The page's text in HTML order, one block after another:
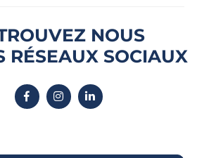
NOUS
RÉSEAUX SOCIAUX